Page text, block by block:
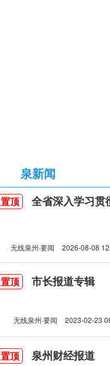
泉新闻
置顶 全省深入学习贯彻习
无线泉州·要闻 2026-08-08
置顶 市长报道专辑
无线泉州·要闻 2023-02-23
置顶 泉州财经报道